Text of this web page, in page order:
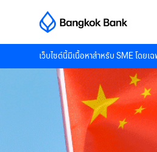
เว็บไซต์นี้มีเนื้อหาสำหรับ SME โดยเ